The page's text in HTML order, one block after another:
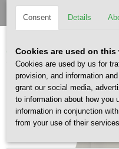
Log in Register
Home>FASHION >CARHARTT
Consent Details
Cookies are used on this
Cookies are used by us for
provision, and information
grant our social media,
to information about how you
information in conjunction
from your use of their